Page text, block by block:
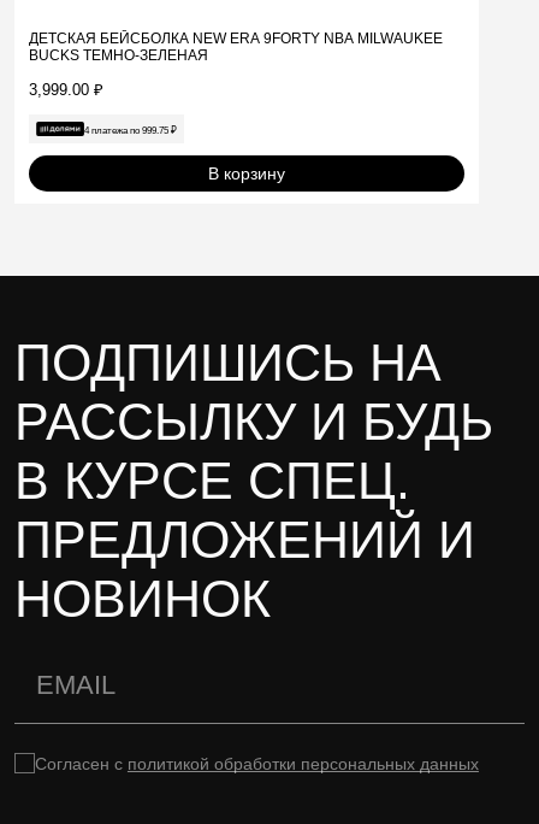
ДЕТСКАЯ БЕЙСБОЛКА NEW ERА 9FORTY NBA MILWAUKEE
BUCKS ТЕМНО-ЗЕЛЕНАЯ
3,999.00 ₽
4 платежа по 999.75 ₽
В корзину
ПОДПИШИСЬ НА
РАССЫЛКУ И БУДЬ
В КУРСЕ СПЕЦ.
ПРЕДЛОЖЕНИЙ И
НОВИНОК
Согласен с политикой обработки персональных данных